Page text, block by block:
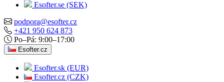
Esofter.se (SEK)
podpora@esofter.cz
+421 950 624 873
Po–Pá: 9:00–17:00
Esofter.cz
Esofter.sk (EUR)
Esofter.cz (CZK)